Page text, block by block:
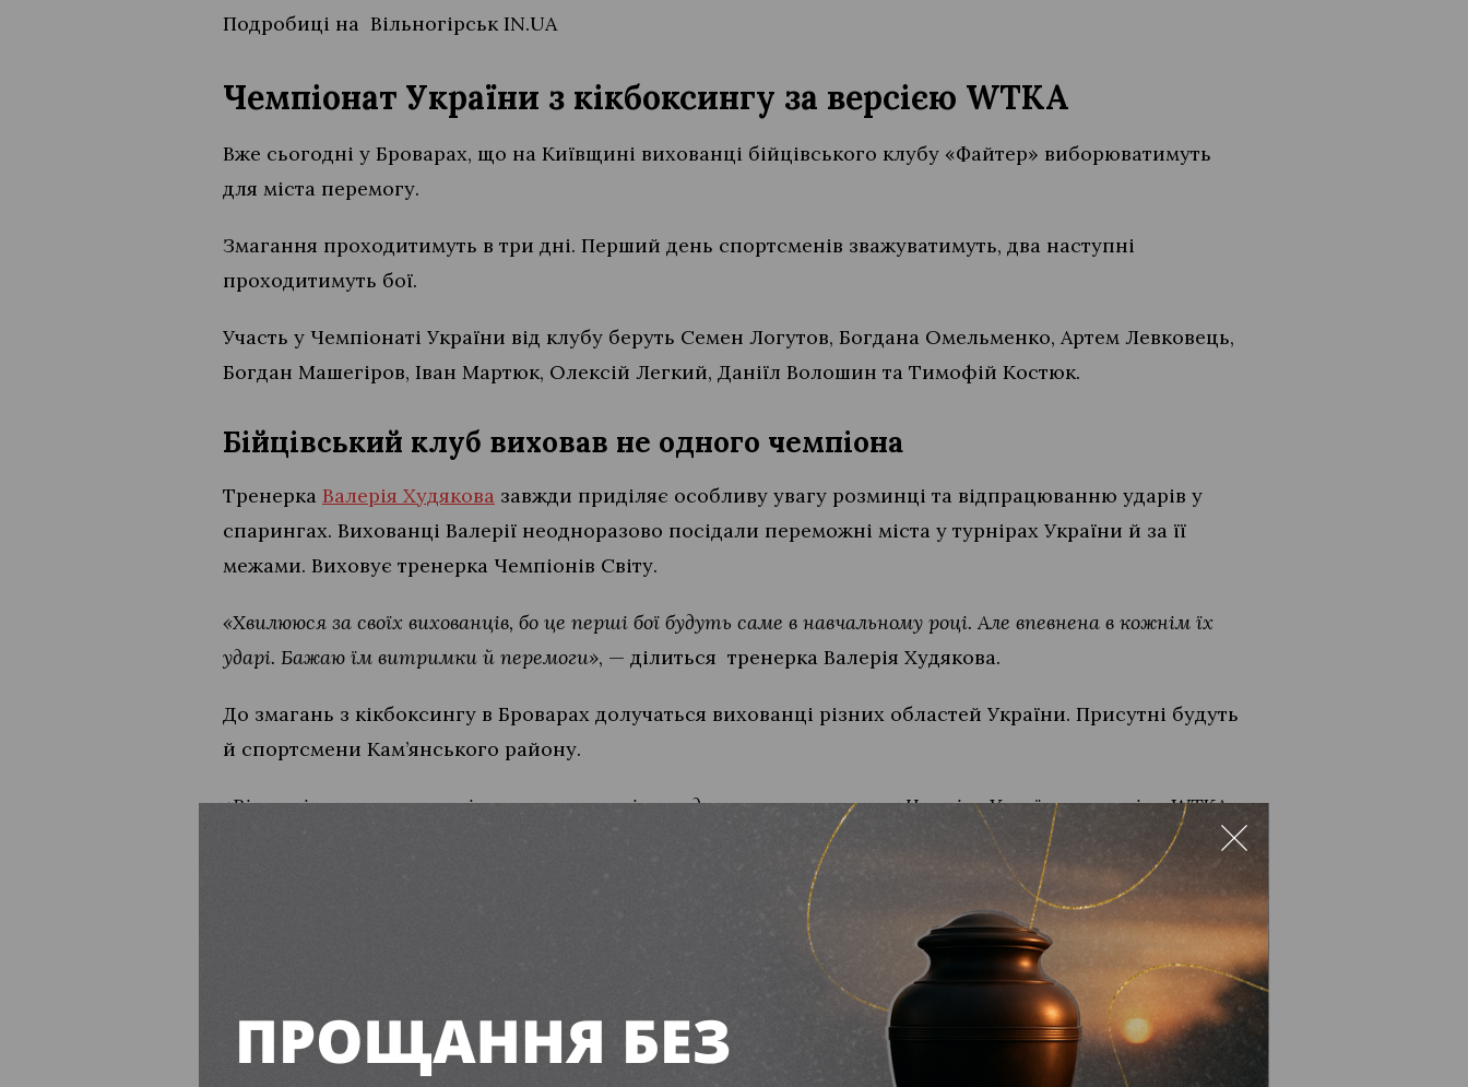
Подробиці на Вільногірськ IN.UA
Чемпіонат України з кікбоксингу за версією WТKA
Вже сьогодні у Броварах, що на Київщині вихованці бійцівського клубу «Файтер» виборюватимуть
для міста перемогу.
Змагання проходитимуть в три дні. Перший день спортсменів зважуватимуть, два наступні
проходитимуть бої.
Участь у Чемпіонаті України від клубу беруть Семен Логутов, Богдана Омельменко, Артем Левковець,
Богдан Машегіров, Іван Мартюк, Олексій Легкий, Даніїл Волошин та Тимофій Костюк.
Бійцівський клуб виховав не одного чемпіона
Тренерка Валерія Худякова завжди приділяє особливу увагу розминці та відпрацюванню ударів у
спарингах. Вихованці Валерії неодноразово посідали переможні міста у турнірах України й за її
межами. Виховує тренерка Чемпіонів Світу.
«Хвилююся за своїх вихованців, бо це перші бої будуть саме в навчальному році. Але впевнена в кожнім їх
ударі. Бажаю їм витримки й перемоги», — ділиться тренерка Валерія Худякова.
До змагань з кікбоксингу в Броварах долучаться вихованці різних областей України. Присутні будуть
й спортсмени Кам’янського району.
«Вільногірськ чекатиме вісьмох переможців з медалями та статусом Чемпіон України за версією WТKA.
Бажаю кожному отримати задоволення від поїздки та вийти з рингу із чистою перемогою»,
– бажає мама
Вільногірський «Файтер» виборов золото на Чемпіонаті України з кікбоксингу у Львові
Чемпіон світу з кікбоксингу тренується у Вільногірському бійцівському клубі